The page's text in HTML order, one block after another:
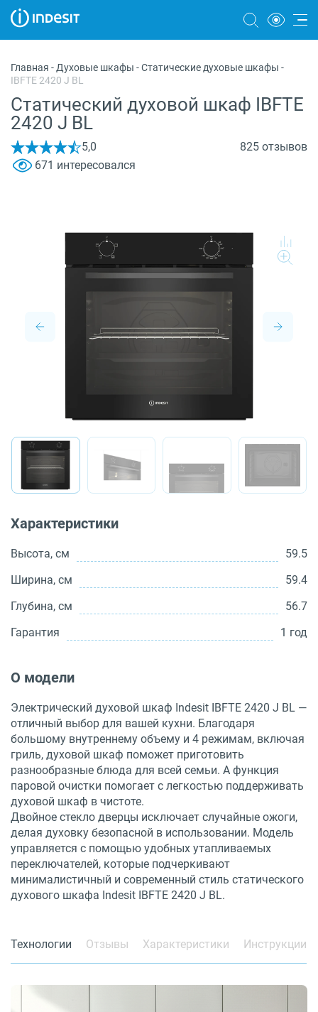
Морозильные камеры
Стиральные и сушильные машины
Посудомоечные машины
Плиты
Варочные панели
Микроволновые печи
О бренде
Главная - Духовые шкафы -Cтатические духовые шкафы -
IBFTE 2420 J BL
Cтатический духовой шкаф IBFTE
2420 J BL
5,0
825 отзывов
671 интересовался
Характеристики
Высота, см
59.5
Ширина, см
59.4
Глубина, см
56.7
Гарантия
1 год
О модели
Электрический духовой шкаф Indesit IBFTE 2420 J BL —
отличный выбор для вашей кухни. Благодаря
большому внутреннему объему и 4 режимам, включая
гриль, духовой шкаф поможет приготовить
разнообразные блюда для всей семьи. А функция
паровой очистки помогает с легкостью поддерживать
духовой шкаф в чистоте.
Двойное стекло дверцы исключает случайные ожоги,
делая духовку безопасной в использовании. Модель
управляется с помощью удобных утапливаемых
переключателей, которые подчеркивают
минималистичный и современный стиль статического
духового шкафа Indesit IBFTE 2420 J BL.
Технологии Отзывы Характеристики Инструкции